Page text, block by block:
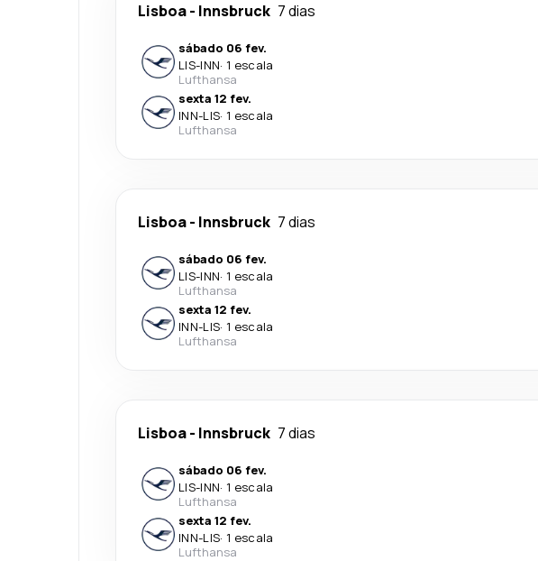
Lisboa- Innsbruck 7 dias
sábado 06 fev.
LIS-INN· 1 escala
Lufthansa
sexta 12 fev.
INN-LIS· 1 escala
Lufthansa
Lisboa- Innsbruck 7 dias
sábado 06 fev.
LIS-INN· 1 escala
Lufthansa
sexta 12 fev.
INN-LIS· 1 escala
Lufthansa
Lisboa- Innsbruck 7 dias
sábado 06 fev.
LIS-INN· 1 escala
Lufthansa
sexta 12 fev.
INN-LIS· 1 escala
Lufthansa